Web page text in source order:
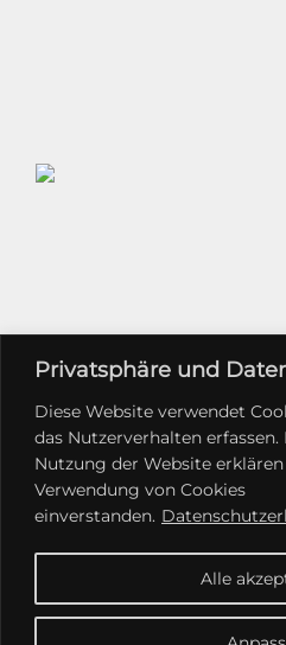
Privatsphäre und
Diese Website verwendet
das Nutzerverhalten
Nutzung der Website
Verwendung von Cookies
einverstanden.
Alle